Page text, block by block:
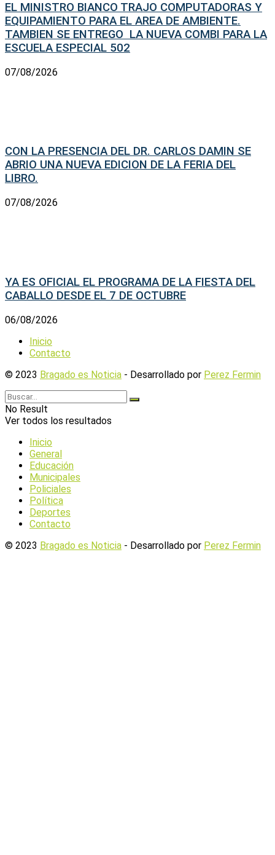
EL MINISTRO BIANCO TRAJO COMPUTADORAS Y
EQUIPAMIENTO PARA EL AREA DE AMBIENTE.
TAMBIEN SE ENTREGO LA NUEVA COMBI PARA LA
ESCUELA ESPECIAL 502
07/08/2026
CON LA PRESENCIA DEL DR. CARLOS DAMIN SE
ABRIO UNA NUEVA EDICION DE LA FERIA DEL
LIBRO.
07/08/2026
YA ES OFICIAL EL PROGRAMA DE LA FIESTA DEL
CABALLO DESDE EL 7 DE OCTUBRE
06/08/2026
Inicio
Contacto
© 2023 Bragado es Noticia - Desarrollado por Perez Fermin
No Result
Ver todos los resultados
Inicio
General
Educación
Municipales
Policiales
Política
Deportes
Contacto
© 2023 Bragado es Noticia - Desarrollado por Perez Fermin